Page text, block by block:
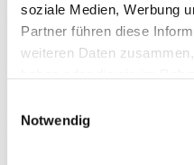
soziale Medien, Werbung
Partner führen diese
weiteren Daten
Notwendig
Infrarot-Thermografie
Zentgraf, Dr. rer. nat.
med. Dr. Perikles Simon
Als berührungslose und
erlaubt die Infrarot-